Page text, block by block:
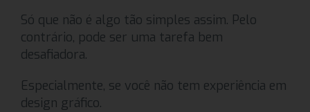
Só que não é algo tão simples assim. Pelo
contrário, pode ser uma tarefa bem
desafiadora.
Especialmente, se você não tem experiência em
design gráfico.